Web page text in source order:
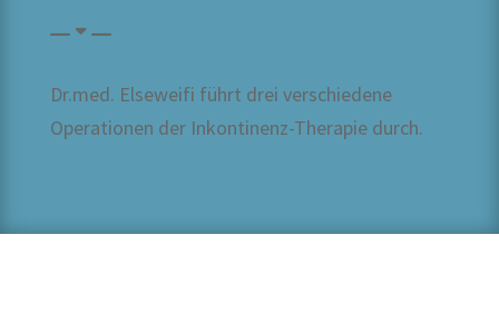
Dr.med. Elseweifi führt drei verschiedene
Operationen der Inkontinenz-Therapie durch.